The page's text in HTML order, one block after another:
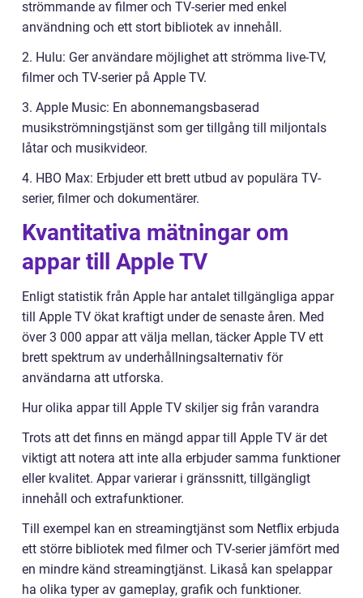
strömmande av filmer och TV-serier med enkel
användning och ett stort bibliotek av innehåll.
2. Hulu: Ger användare möjlighet att strömma live-TV,
filmer och TV-serier på Apple TV.
3. Apple Music: En abonnemangsbaserad
musikströmningstjänst som ger tillgång till miljontals
låtar och musikvideor.
4. HBO Max: Erbjuder ett brett utbud av populära TV-
serier, filmer och dokumentärer.
Kvantitativa mätningar om
appar till Apple TV
Enligt statistik från Apple har antalet tillgängliga appar
till Apple TV ökat kraftigt under de senaste åren. Med
över 3 000 appar att välja mellan, täcker Apple TV ett
brett spektrum av underhållningsalternativ för
användarna att utforska.
Hur olika appar till Apple TV skiljer sig från varandra
Trots att det finns en mängd appar till Apple TV är det
viktigt att notera att inte alla erbjuder samma funktioner
eller kvalitet. Appar varierar i gränssnitt, tillgängligt
innehåll och extrafunktioner.
Till exempel kan en streamingtjänst som Netflix erbjuda
ett större bibliotek med filmer och TV-serier jämfört med
en mindre känd streamingtjänst. Likaså kan spelappar
ha olika typer av gameplay, grafik och funktioner.